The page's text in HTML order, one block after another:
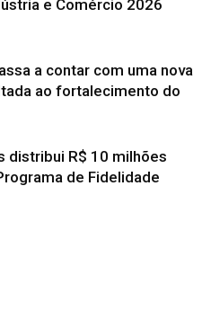
e Comércio 2026
a contar com uma nova
ao fortalecimento do
distribui R$ 10 milhões
de Fidelidade